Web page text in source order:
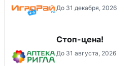
До 31 декабря, 2026
Стоп-цена!
До 31 августа, 2026